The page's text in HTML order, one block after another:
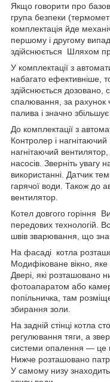
Якщо говорити про
група безпеки
комплектація йде
першому і другому
здійснюється Шляхом
У комплектації з
набагато ефективніше,
здійснюється дозовано,
спалювання, за рахунок
палива і значно
До комплектації з
Контролер і
нагнітаючий
насосів. Зверніть увагу
використанні. Датчик
гарячої води. Також до
вентилятор.
Котел довгого горіння
передових технологій.
швів зварювання, що
На фасаді котла
Модифіковане вікно, яке
Двері, які розташовано
фотоапаратом або
попільничка, там
збирання золи.
На задній стінці котла
регулювання тяги, а
системи опалення — це
Нижче розташовано
У самому низу